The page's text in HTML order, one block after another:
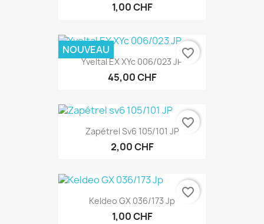
1,00 CHF
Yveltal EX XYc 006/023 JP
45,00 CHF
NOUVEAU favorite_border
Zapétrel Sv6 105/101 JP
2,00 CHF
favorite_border
Keldeo GX 036/173 Jp
1,00 CHF
favorite_border